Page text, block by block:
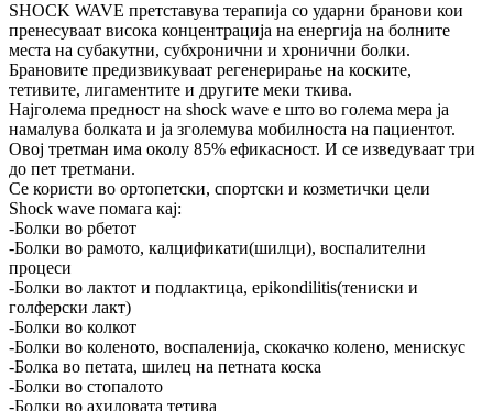
SHOCK WAVE претставува терапија со ударни бранови кои
пренесуваат висока концентрација на енергија на болните
места на субакутни, субхронични и хронични болки.
Брановите предизвикуваат регенерирање на коските,
тетивите, лигаментите и другите меки ткива.
Најголема предност на shock wave е што во голема мера ја
намалува болката и ја зголемува мобилноста на пациентот.
Овој третман има околу 85% ефикасност. И се изведуваат три
до пет третмани.
Се користи во ортопетски, спортски и козметички цели
Shock wave помага кај:
-Болки во рбетот
-Болки во рамото, калцификати(шилци), воспалителни
процеси
-Болки во лактот и подлактица, epikondilitis(тениски и
голферски лакт)
-Болки во колкот
-Болки во коленото, воспаленија, скокачко колено, менискус
-Болка во петата, шилец на петната коска
-Болки во стопалото
-Болки во ахиловата тетива